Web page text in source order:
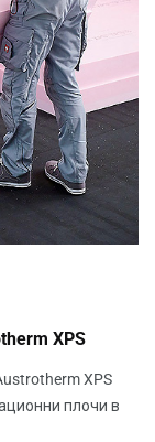
XPS
XPS
плочи в